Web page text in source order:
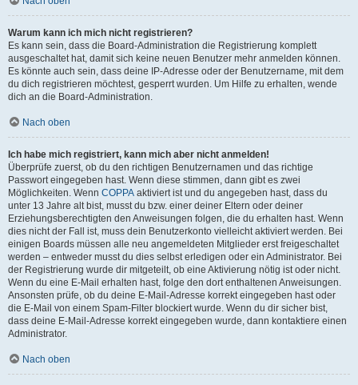
Warum kann ich mich nicht registrieren?
Es kann sein, dass die Board-Administration die Registrierung komplett
ausgeschaltet hat, damit sich keine neuen Benutzer mehr anmelden können.
Es könnte auch sein, dass deine IP-Adresse oder der Benutzername, mit dem
du dich registrieren möchtest, gesperrt wurden. Um Hilfe zu erhalten, wende
dich an die Board-Administration.
Nach oben
Ich habe mich registriert, kann mich aber nicht anmelden!
Überprüfe zuerst, ob du den richtigen Benutzernamen und das richtige
Passwort eingegeben hast. Wenn diese stimmen, dann gibt es zwei
Möglichkeiten. Wenn COPPA aktiviert ist und du angegeben hast, dass du
unter 13 Jahre alt bist, musst du bzw. einer deiner Eltern oder deiner
Erziehungsberechtigten den Anweisungen folgen, die du erhalten hast. Wenn
dies nicht der Fall ist, muss dein Benutzerkonto vielleicht aktiviert werden. Bei
einigen Boards müssen alle neu angemeldeten Mitglieder erst freigeschaltet
werden – entweder musst du dies selbst erledigen oder ein Administrator. Bei
der Registrierung wurde dir mitgeteilt, ob eine Aktivierung nötig ist oder nicht.
Wenn du eine E-Mail erhalten hast, folge den dort enthaltenen Anweisungen.
Ansonsten prüfe, ob du deine E-Mail-Adresse korrekt eingegeben hast oder
die E-Mail von einem Spam-Filter blockiert wurde. Wenn du dir sicher bist,
dass deine E-Mail-Adresse korrekt eingegeben wurde, dann kontaktiere einen
Administrator.
Nach oben